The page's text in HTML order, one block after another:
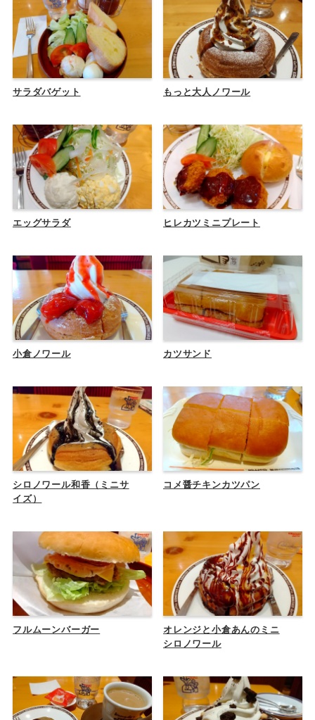
サラダバゲット もっと大人ノワール
エッグサラダ ヒレカツミニプレート
小倉ノワール カツサンド
シロノワール和香（ミニサ
イズ）
コメ醤チキンカツパン
フルムーンバーガー
オレンジと小倉あんのミニ
シロノワール